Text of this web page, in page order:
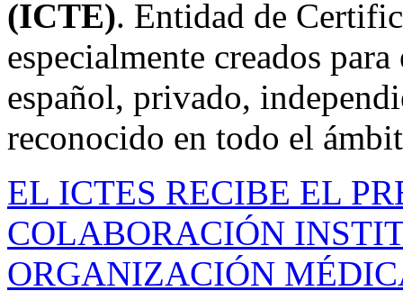
(ICTE). Entidad de
especialmente creados
español, privado,
reconocido en todo el
EL ICTES RECIBE EL
COLABORACIÓN
ORGANIZACIÓN